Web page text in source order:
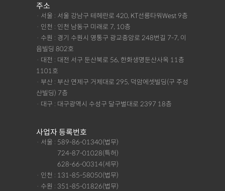
주소
· 서울 : 서울 강남구 테헤란로 420, KT선릉타워West 9층
· 인천 : 인천 남동구 미래로 7, 10층
· 수원 : 경기 수원시 영통구 광교중앙로 248번길 7-7, 이
음빌딩 802호
· 대전 : 대전 서구 둔산북로 56, 한화생명둔산사옥 11층
1101호
· 부산 : 부산 연제구 거제대로 295, 덕암에셋빌딩(구 주성
산빌딩) 7층
· 대구 : 대구광역시 수성구 달구벌대로 2397 18층
사업자 등록번호
· 서울 : 589-86-01340(법무)
724-87-01028(특허)
628-66-00314(세무)
· 인천 : 131-85-58050(법무)
· 수원 : 351-85-01826(법무)